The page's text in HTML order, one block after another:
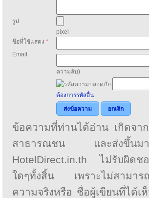
รูป
pixel
ชื่อที่ใช้แสดง *
Email
ความลับ)
ต้องการรหัสอื่น
ส่งข้อความ
ยกเลิก
ข้อความที่ท่านได้อ่าน เกิดจาก
สาธารณชน และส่งขึ้นมา
HotelDirect.in.th ไม่รับผิดช
ใดๆทั้งสิ้น เพราะไม่สามารถ
ความจริงหรือ ชื่อผู้เขียนที่ได้เ